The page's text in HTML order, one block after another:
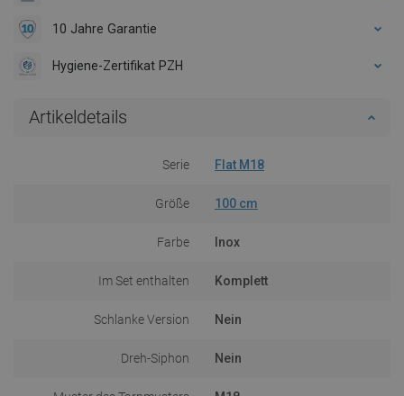
10 Jahre Garantie
Hygiene-Zertifikat PZH
Artikeldetails
Serie Flat M18
Größe 100 cm
Farbe Inox
Im Set enthalten Komplett
Schlanke Version Nein
Dreh-Siphon Nein